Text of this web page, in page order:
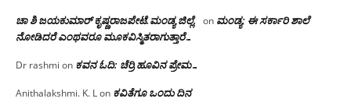
ಚಾ ಶಿ ಜಯಕುಮಾರ್ ಕೃಷ್ಣರಾಜಪೇಟೆ.ಮಂಡ್ಯ ಜಿಲ್ಲೆ. on ಮಂಡ್ಯ: ಈ ಸರ್ಕಾರಿ ಶಾಲೆ
ನೋಡಿದರೆ ಎಂಥವರೂ ಮೂಕವಿಸ್ಮಿತರಾಗುತ್ತಾರೆ…
Dr rashmi on ಕವನ ಓದಿ: ಚೆರ್ರಿ ಹೂವಿನ ಪ್ರೇಮ…
Anithalakshmi. K. Lon ಕವಿತೆಗೂ ಒಂದು ದಿನ